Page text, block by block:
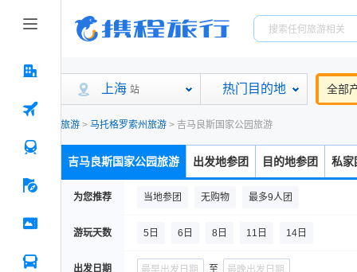
上海 站 热门目的地 全部
旅游 > 马托格罗索州旅游 > 吉马良斯国家公园旅游
吉马良斯国家公园旅游 出发地参团 目的地参团 私家
为您推荐 当地参团 无购物 最多9人团
游玩天数 5日 6日 8日 11日 14日
出发日期 至